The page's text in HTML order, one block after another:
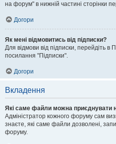
на форум" в нижній частині сторінки
Догори
Як мені відмовитись від підписки?
Для відмови від підписки, перейдіть в
посилання "Підписки".
Догори
Вкладення
Які саме файли можна приєднувати
Адміністратор кожного форуму сам
знаєте, які саме файли дозволені,
форуму.